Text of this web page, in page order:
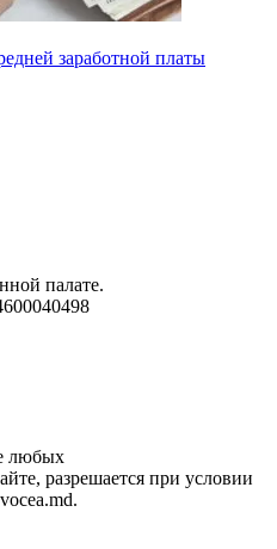
заработной платы
палате.
любых
разрешается при условии